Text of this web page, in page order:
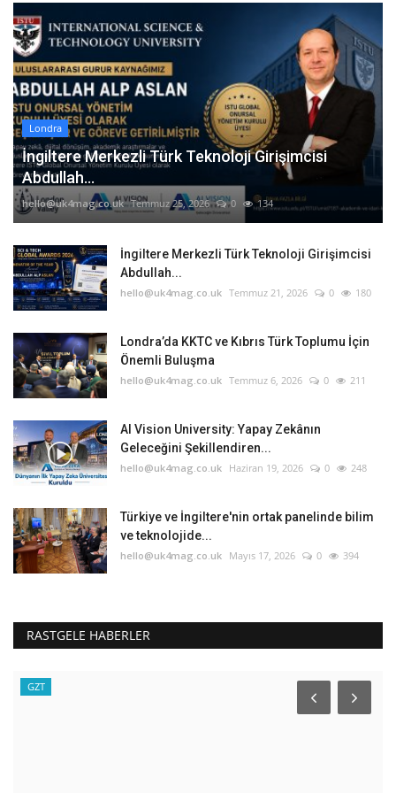
Londra
İngiltere Merkezli Türk Teknoloji Girişimcisi
Abdullah...
hello@uk4mag.co.uk Temmuz 25, 2026 0 134
İngiltere Merkezli Türk Teknoloji Girişimcisi
Abdullah...
hello@uk4mag.co.uk Temmuz 21, 2026 0 180
Londra’da KKTC ve Kıbrıs Türk Toplumu İçin
Önemli Buluşma
hello@uk4mag.co.uk Temmuz 6, 2026 0 211
AI Vision University: Yapay Zekânın
Geleceğini Şekillendiren...
hello@uk4mag.co.uk Haziran 19, 2026 0 248
Türkiye ve İngiltere'nin ortak panelinde bilim
ve teknolojide...
hello@uk4mag.co.uk Mayıs 17, 2026 0 394
RASTGELE HABERLER
GZT